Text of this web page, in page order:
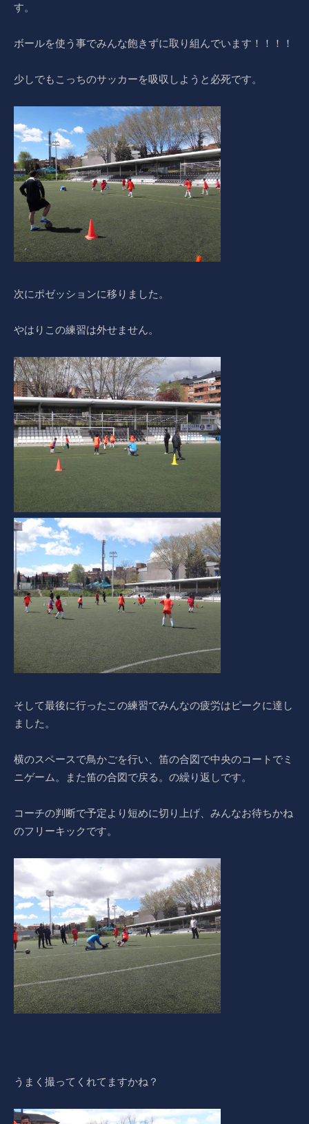
す。
ボールを使う事でみんな飽きずに取り組んでいます！！！！
少しでもこっちのサッカーを吸収しようと必死です。
次にポゼッションに移りました。
やはりこの練習は外せません。
そして最後に行ったこの練習でみんなの疲労はピークに達し
ました。
横のスペースで鳥かごを行い、笛の合図で中央のコートでミ
ニゲーム。また笛の合図で戻る。の繰り返しです。
コーチの判断で予定より短めに切り上げ、みんなお待ちかね
のフリーキックです。
うまく撮ってくれてますかね？